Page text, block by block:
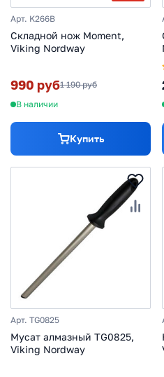
Арт. K266B
Складной нож Moment,
Viking Nordway
990 руб1 190 руб
В наличии
Купить
Арт. TG0825
Мусат алмазный TG0825,
Viking Nordway